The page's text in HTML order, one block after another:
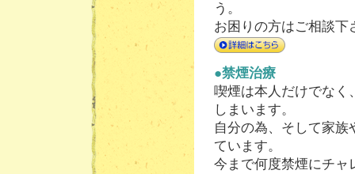
う。
お困りの方はご相談下
●禁煙治療
喫煙は本人だけでなく
しまいます。
自分の為、そして家
ています。
今まで何度禁煙にチャ